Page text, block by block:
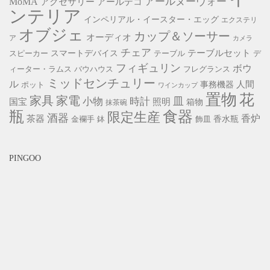
アクセサリー アールデコ
ンテリア インペリアル・イースター・エッグ エクステリ
ア オブジェ オーディオ カップ＆ソーサー カメラ
スピーカー スマートデバイス チェア テーブル テーブルセット
デ
ィーター・ラムス バウハウス フィギュリン フレグランス ボウ
ル ポット ミッドセンチュリー ワインカップ 事務機器 人間
国宝 家具 家電 小物 抹茶碗 時計 照明 箱物 置物 花
瓶 茶器 酒器 金襴手 鉢 限定生産 食器 飾皿 香水瓶 香炉
PINGOO